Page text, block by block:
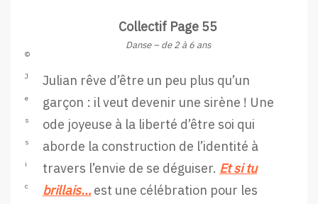
©
J
e
s
s
i
c
Collectif Page 55
Danse – de 2 à 6 ans
Julian rêve d’être un peu plus qu’un
garçon : il veut devenir une sirène ! Une
ode joyeuse à la liberté d’être soi qui
aborde la construction de l’identité à
travers l’envie de se déguiser. Et si tu
brillais… est une célébration pour les